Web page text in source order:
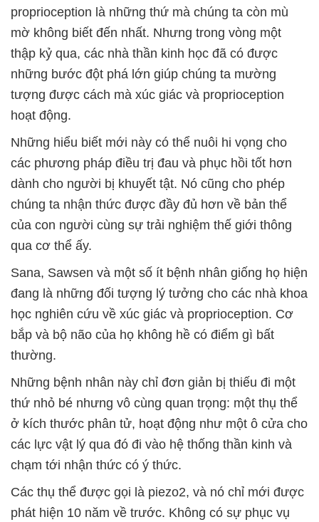
proprioception là những thứ mà chúng ta còn mù
mờ không biết đến nhất. Nhưng trong vòng một
thập kỷ qua, các nhà thần kinh học đã có được
những bước đột phá lớn giúp chúng ta mường
tượng được cách mà xúc giác và proprioception
hoạt động.
Những hiểu biết mới này có thể nuôi hi vọng cho
các phương pháp điều trị đau và phục hồi tốt hơn
dành cho người bị khuyết tật. Nó cũng cho phép
chúng ta nhận thức được đầy đủ hơn về bản thể
của con người cùng sự trải nghiệm thế giới thông
qua cơ thể ấy.
Sana, Sawsen và một số ít bệnh nhân giống họ hiện
đang là những đối tượng lý tưởng cho các nhà khoa
học nghiên cứu về xúc giác và proprioception. Cơ
bắp và bộ não của họ không hề có điểm gì bất
thường.
Những bệnh nhân này chỉ đơn giản bị thiếu đi một
thứ nhỏ bé nhưng vô cùng quan trọng: một thụ thể
ở kích thước phân tử, hoạt động như một ô cửa cho
các lực vật lý qua đó đi vào hệ thống thần kinh và
chạm tới nhận thức có ý thức.
Các thụ thể được gọi là piezo2, và nó chỉ mới được
phát hiện 10 năm về trước. Không có sự phục vụ